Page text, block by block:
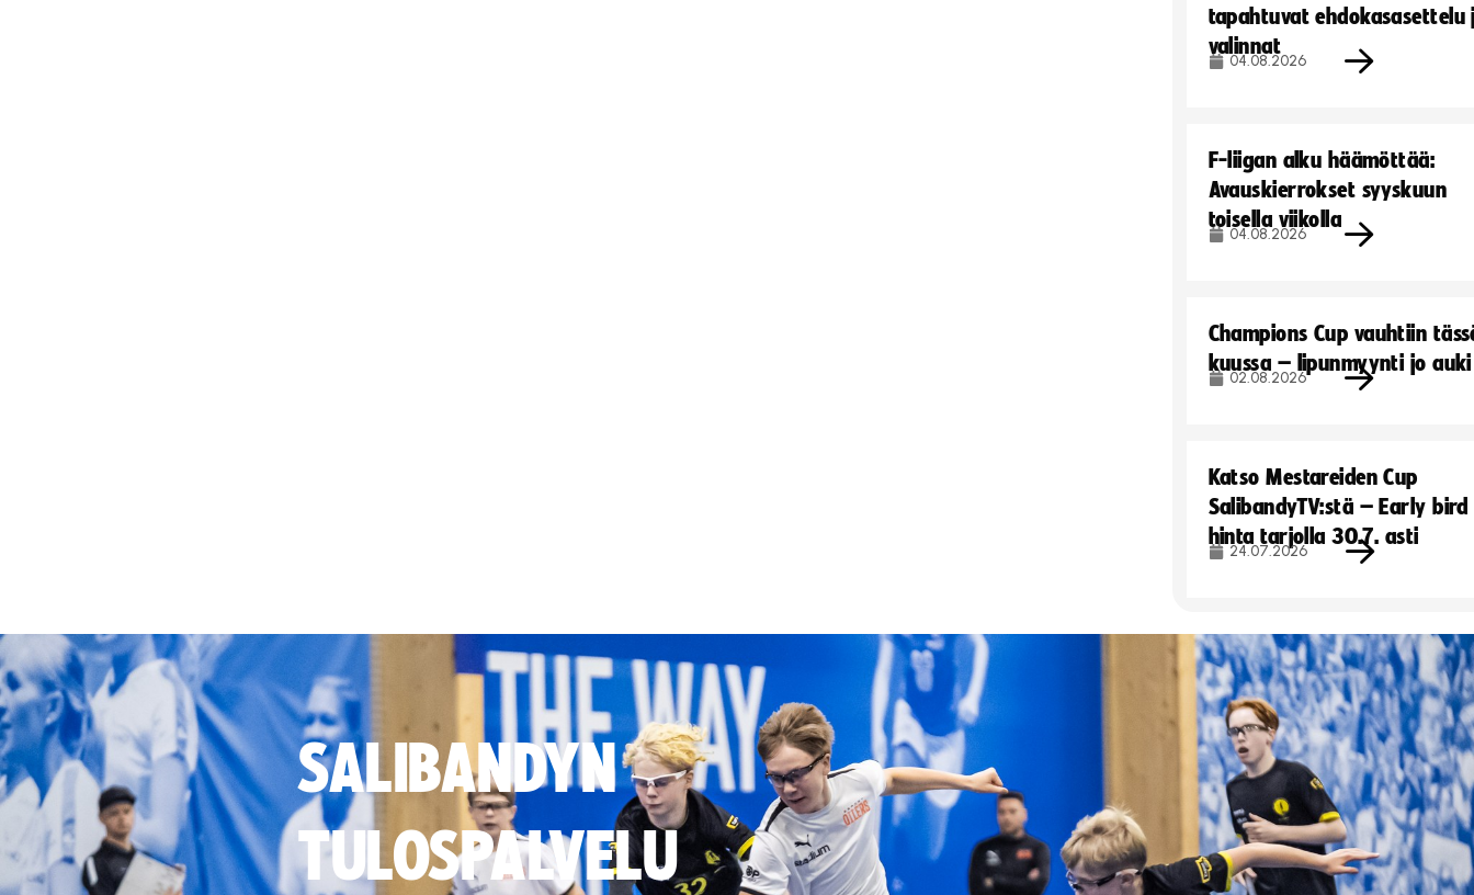
tapahtuvat ehdokasasettelu
valinnat
04.08.2026
F-liigan alku häämöttää:
Avauskierrokset syyskuun
toisella viikolla
04.08.2026
Champions Cup vauhtiin
kuussa – lipunmyynti jo auki
02.08.2026
Katso Mestareiden Cup
SalibandyTV:stä – Early
hinta tarjolla 30.7. asti
24.07.2026
SALIBANDYN
TULOSPALVELU